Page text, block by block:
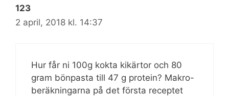
123
2 april, 2018 kl. 14:37
Hur får ni 100g kokta kikärtor och 80
gram bönpasta till 47 g protein? Makro-
beräkningarna på det första receptet